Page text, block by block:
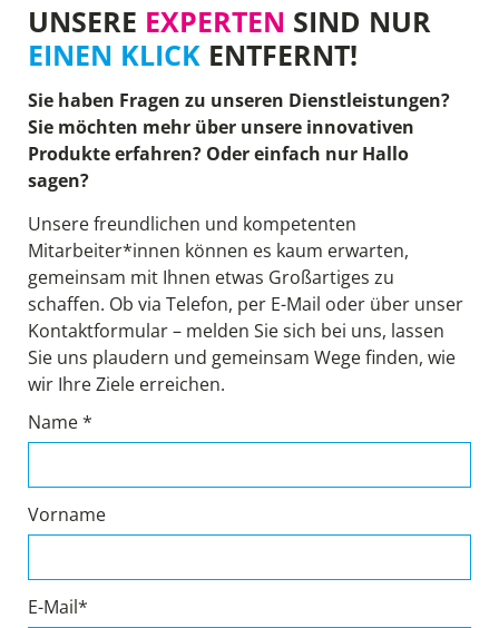
UNSERE EXPERTEN SIND NUR
EINEN KLICK ENTFERNT!
Sie haben Fragen zu unseren Dienstleistungen?
Sie möchten mehr über unsere innovativen
Produkte erfahren? Oder einfach nur Hallo
sagen?
Unsere freundlichen und kompetenten
Mitarbeiter*innen können es kaum erwarten,
gemeinsam mit Ihnen etwas Großartiges zu
schaffen. Ob via Telefon, per E-Mail oder über unser
Kontaktformular – melden Sie sich bei uns, lassen
Sie uns plaudern und gemeinsam Wege finden, wie
wir Ihre Ziele erreichen.
Name *
Vorname
E-Mail*